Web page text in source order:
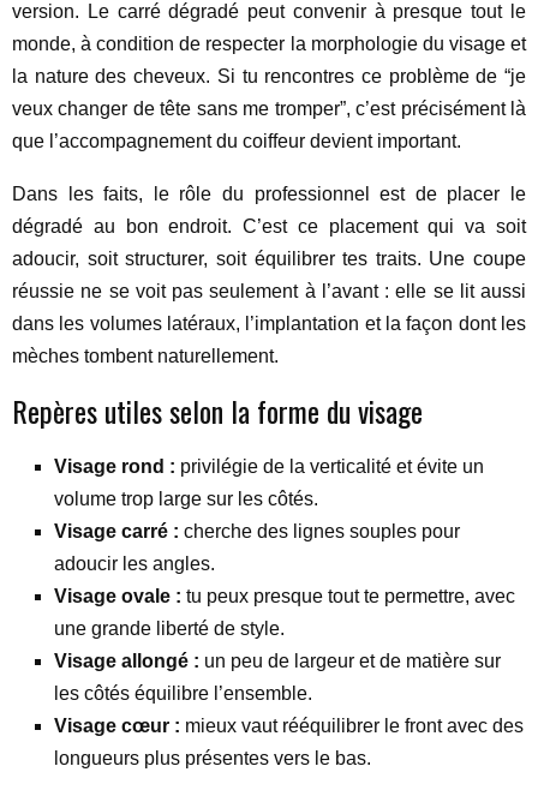
version. Le carré dégradé peut convenir à presque tout le
monde, à condition de respecter la morphologie du visage et
la nature des cheveux. Si tu rencontres ce problème de “je
veux changer de tête sans me tromper”, c’est précisément là
que l’accompagnement du coiffeur devient important.
Dans les faits, le rôle du professionnel est de placer le
dégradé au bon endroit. C’est ce placement qui va soit
adoucir, soit structurer, soit équilibrer tes traits. Une coupe
réussie ne se voit pas seulement à l’avant : elle se lit aussi
dans les volumes latéraux, l’implantation et la façon dont les
mèches tombent naturellement.
Repères utiles selon la forme du visage
Visage rond : privilégie de la verticalité et évite un
volume trop large sur les côtés.
Visage carré : cherche des lignes souples pour
adoucir les angles.
Visage ovale : tu peux presque tout te permettre, avec
une grande liberté de style.
Visage allongé : un peu de largeur et de matière sur
les côtés équilibre l’ensemble.
Visage cœur : mieux vaut rééquilibrer le front avec des
longueurs plus présentes vers le bas.